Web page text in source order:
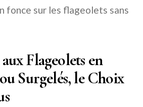
fonce sur les flageolets sans
Flageolets en
Surgelés, le Choix